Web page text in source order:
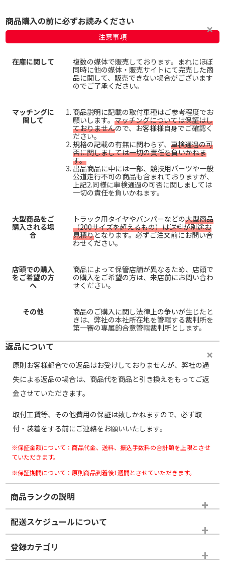
商品購入の前に必ずお読みください
注意事項
在庫に関して
複数の媒体で販売しております。まれにほぼ
同時に他の媒体・販売サイトにて完売した商
品に関して、販売できない場合がございます
のでご了承ください。
マッチングに
関して
商品説明に記載の取付車種はご参考程度でお
願いします。 マッチングについては保証はし
ておりませんので、お客様様自身でご確認く
ださい。
規格の記載の有無に関わらず、 車検通過の可
否に関しましては一切の責任を負いかねま
す。
出品商品に中には一部、競技用パーツや一般
公道走行不可の商品も含まれておりますが、
上記2.同様に車検通過の可否に関しましては
一切の責任を負いかねます。
大型商品をご
購入される場
合
トラック用タイヤやバンパーなどの大型商品
（200サイズを超えるもの）は送料が別途お
見積りとなります。必ずご注文前にお問い合
わせください。
店頭での購入
をご希望の方
へ
商品によって保管店舗が異なるため、店頭で
の購入をご希望の方は、来店前にお問い合わ
せください。
その他
商品のご購入に関し法律上の争いが生じたと
きは、弊社の本社所在地を管轄する裁判所を
第一審の専属的合意管轄裁判所とします。
返品について
原則お客様都合での返品はお受けしておりませんが、弊社の過
失による返品の場合は、商品代を商品と引き換えをもってご返
金させていただきます。
取付工賃等、その他費用の保証は致しかねますので、必ず取
付・装着をする前にご連絡をお願いいたします。
※保証金額について：商品代金、送料、振込手数料の合計額を上限とさせ
ていただきます。
※保証期間について：原則商品到着後1週間とさせていただきます。
商品ランクの説明
※商品ランクは出品者の主観により判断しておりますので、あら
かじめご了承ください。
ホイールランク
配送スケジュールについて
登録カテゴリ
スタッドレスタイヤホイールセット